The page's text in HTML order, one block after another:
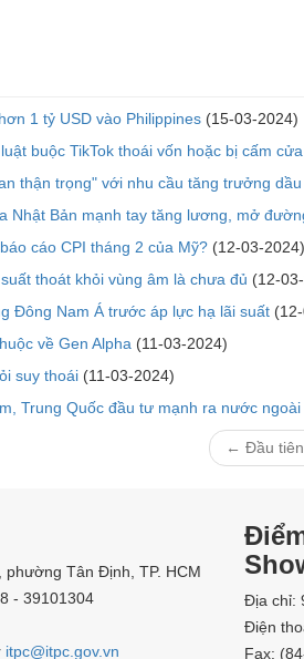
1 tỷ USD vào Philippines (15-03-2024)
buộc TikTok thoái vốn hoặc bị cấm cửa
thận trọng" với nhu cầu tăng trưởng
Nhật Bản mạnh tay tăng lương, mở
cáo CPI tháng 2 của Mỹ? (12-03-2024)
thoát khỏi vùng âm là chưa đủ (12-
Đông Nam Á trước áp lực hạ lãi suất
về Gen Alpha (11-03-2024)
suy thoái (11-03-2024)
Trung Quốc đầu tư mạnh ra nước ngoài
← Đầu tiên
Tân Định, TP. HCM
- 39101304
itpc@itpc.gov.vn
Địa chỉ:
Điện
Fax: